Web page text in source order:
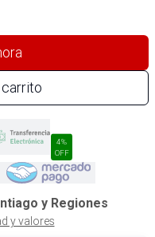
4%
OFF
y Regiones
y valores